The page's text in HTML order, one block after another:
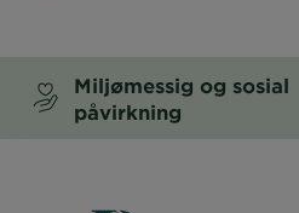
Miljømessig og sosial
påvirkning